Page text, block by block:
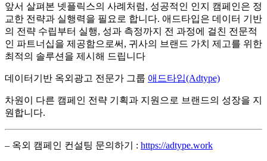
앞서 살펴본 넷플릭스의 사례처럼, 성공적인 인지 캠페인은 정
교한 전략과 실행력을 필요로 합니다. 애드타입은 데이터 기반
의 전략 수립부터 실행, 성과 측정까지 전 과정에 걸친 전문적
인 파트너십을 제공함으로써, 귀사의 브랜드 가치 제고를 위한
최적의 솔루션을 제시해 드립니다
데이터기반 옥외광고 전문가 그룹 애드타입(Adtype)
차원이 다른 캠페인 전략 기획과 지원으로 브랜드의 성장을 지
원합니다.
– 옥외 캠페인 컨설팅 문의하기 : https://adtype.work